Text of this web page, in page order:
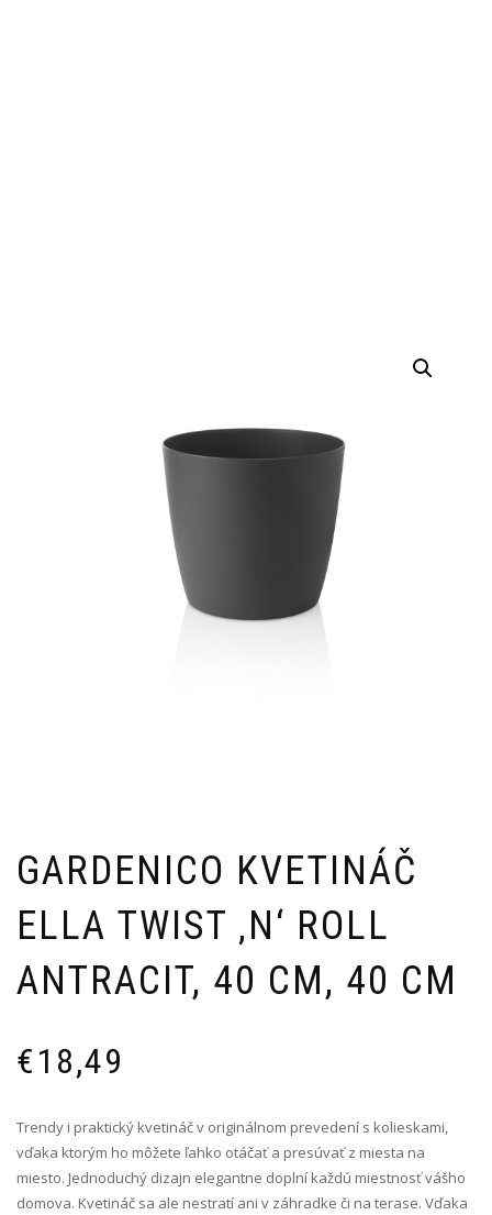
GARDENICO KVETINÁČ
ELLA TWIST ‚N‘ ROLL
ANTRACIT, 40 CM, 40 CM
€18,49
Trendy i praktický kvetináč v originálnom prevedení s kolieskami,
vďaka ktorým ho môžete ľahko otáčať a presúvať z miesta na
miesto. Jednoduchý dizajn elegantne doplní každú miestnosť vášho
domova. Kvetináč sa ale nestratí ani v záhradke či na terase. Vďaka